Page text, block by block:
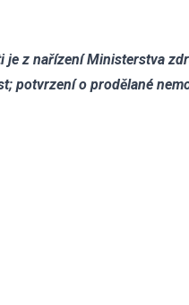
je z nařízení Ministerstva
potvrzení o prodělané